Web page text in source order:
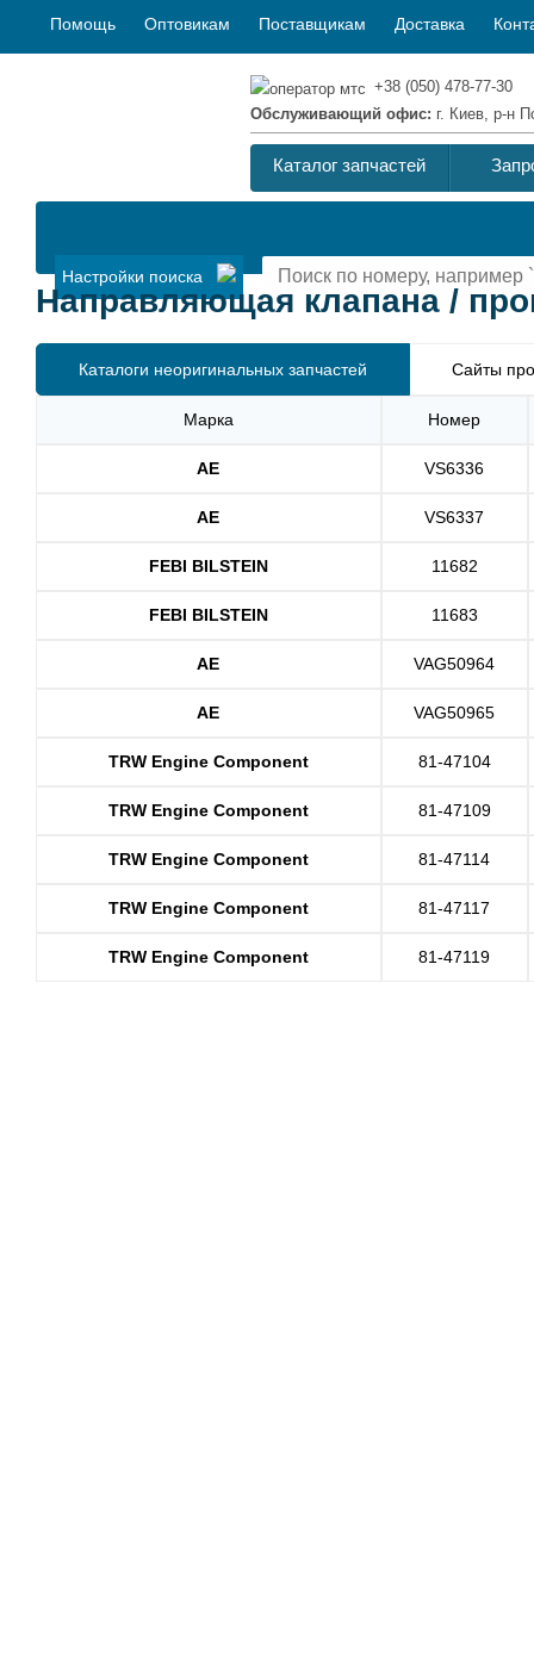
Помощь Оптовикам Поставщикам Доставка
+38 (050) 478-77-30
Обслуживающий офис: г. Киев, р-н
Каталог запчастей
Настройки поиска
Направляющая клапана /
Каталоги неоригинальных запчастей Сайты
Марка Номер
AE VS6336
AE VS6337
FEBI BILSTEIN 11682
FEBI BILSTEIN 11683
AE VAG50964
AE VAG50965
TRW Engine Component 81-47104
TRW Engine Component 81-47109
TRW Engine Component 81-47114
TRW Engine Component 81-47117
TRW Engine Component 81-47119